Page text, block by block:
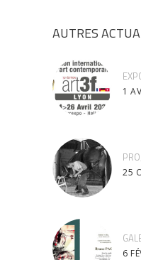
AUTRES
1
25
6